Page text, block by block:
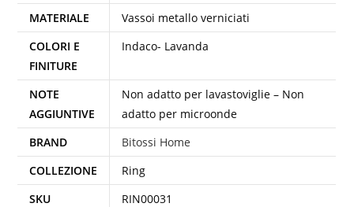
MATERIALE
Vassoi metallo verniciati
COLORI E
FINITURE
Indaco- Lavanda
NOTE
AGGIUNTIVE
Non adatto per lavastoviglie – Non
adatto per microonde
BRAND
Bitossi Home
COLLEZIONE
Ring
SKU
RIN00031